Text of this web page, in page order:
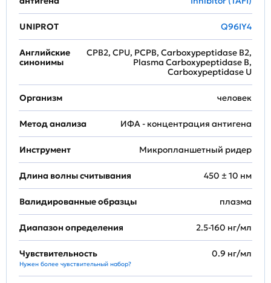
UNIPROT Q96IY4
Английские
синонимы
CPB2, CPU, PCPB, Carboxypeptidase B2,
Plasma Carboxypeptidase B,
Carboxypeptidase U
Организм человек
Метод анализа ИФА - концентрация антигена
Инструмент Микропланшетный ридер
Длина волны считывания 450 ± 10 нм
Валидированные образцы плазма
Диапазон определения 2.5-160 нг/мл
Чувствительность
Нужен более чувствительный набор?
0.9 нг/мл